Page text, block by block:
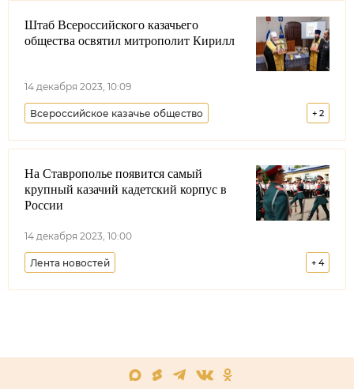
Штаб Всероссийского казачьего
общества освятил митрополит Кирилл
14 декабря 2023, 10:09
+ 2
Всероссийское казачье общество
Виталий Кузнецов Лента новостей
На Ставрополье появится самый
крупный казачий кадетский корпус в
России
14 декабря 2023, 10:00
+ 4
Лента новостей
Терское войсковое казачье общество
Минпросвещения РФ